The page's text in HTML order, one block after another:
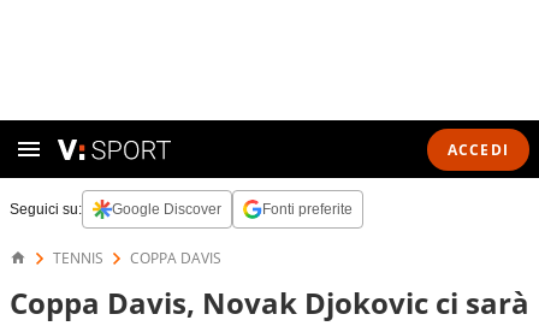
ACCEDI
Seguici su: Google Discover Fonti preferite
TENNIS COPPA DAVIS
Coppa Davis, Novak Djokovic ci sarà